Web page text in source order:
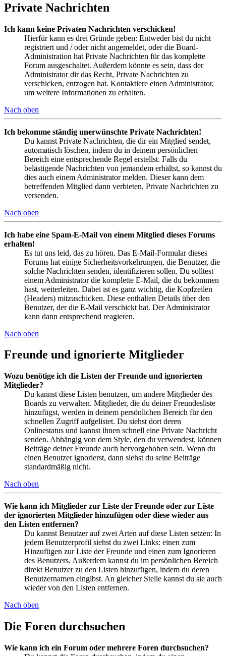
Private Nachrichten
Ich kann keine Privaten Nachrichten verschicken!
Hierfür kann es drei Gründe geben: Entweder bist du nicht
registriert und / oder nicht angemeldet, oder die Board-
Administration hat Private Nachrichten für das komplette
Forum ausgeschaltet. Außerdem könnte es sein, dass der
Administrator dir das Recht, Private Nachrichten zu
verschicken, entzogen hat. Kontaktiere einen Administrator,
um weitere Informationen zu erhalten.
Nach oben
Ich bekomme ständig unerwünschte Private Nachrichten!
Du kannst Private Nachrichten, die dir ein Mitglied sendet,
automatisch löschen, indem du in deinem persönlichen
Bereich eine entsprechende Regel erstellst. Falls du
belästigende Nachrichten von jemandem erhältst, so kannst du
dies auch einem Administrator melden. Dieser kann dem
betreffenden Mitglied dann verbieten, Private Nachrichten zu
versenden.
Nach oben
Ich habe eine Spam-E-Mail von einem Mitglied dieses Forums
erhalten!
Es tut uns leid, das zu hören. Das E-Mail-Formular dieses
Forums hat einige Sicherheitsvorkehrungen, die Benutzer, die
solche Nachrichten senden, identifizieren sollen. Du solltest
einem Administrator die komplette E-Mail, die du bekommen
hast, weiterleiten. Dabei ist es ganz wichtig, die Kopfzeilen
(Headers) mitzuschicken. Diese enthalten Details über den
Benutzer, der die E-Mail verschickt hat. Der Administrator
kann dann entsprechend reagieren.
Nach oben
Freunde und ignorierte Mitglieder
Wozu benötige ich die Listen der Freunde und ignorierten
Mitglieder?
Du kannst diese Listen benutzen, um andere Mitglieder des
Boards zu verwalten. Mitglieder, die du deiner Freundesliste
hinzufügst, werden in deinem persönlichen Bereich für den
schnellen Zugriff aufgelistet. Du siehst dort deren
Onlinestatus und kannst ihnen schnell eine Private Nachricht
senden. Abhängig von dem Style, den du verwendest, können
Beiträge deiner Freunde auch hervorgehoben sein. Wenn du
einen Benutzer ignorierst, dann siehst du seine Beiträge
standardmäßig nicht.
Nach oben
Wie kann ich Mitglieder zur Liste der Freunde oder zur Liste
der ignorierten Mitglieder hinzufügen oder diese wieder aus
den Listen entfernen?
Du kannst Benutzer auf zwei Arten auf diese Listen setzen: In
jedem Benutzerprofil siehst du zwei Links: einen zum
Hinzufügen zur Liste der Freunde und einen zum Ignorieren
des Benutzers. Außerdem kannst du im persönlichen Bereich
direkt Benutzer zu den Listen hinzufügen, indem du deren
Benutzernamen eingibst. An gleicher Stelle kannst du sie auch
wieder von den Listen entfernen.
Nach oben
Die Foren durchsuchen
Wie kann ich ein Forum oder mehrere Foren durchsuchen?